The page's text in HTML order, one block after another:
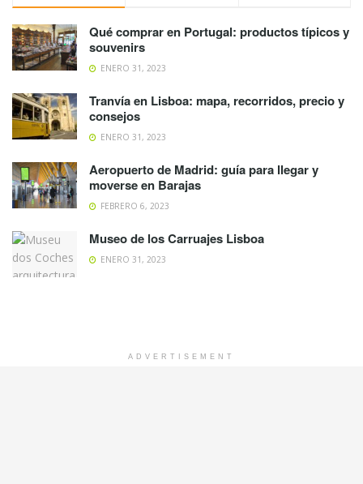
Qué comprar en Portugal: productos típicos y
souvenirs
ENERO 31, 2023
Tranvía en Lisboa: mapa, recorridos, precio y
consejos
ENERO 31, 2023
Aeropuerto de Madrid: guía para llegar y
moverse en Barajas
FEBRERO 6, 2023
Museo de los Carruajes Lisboa
ENERO 31, 2023
ADVERTISEMENT